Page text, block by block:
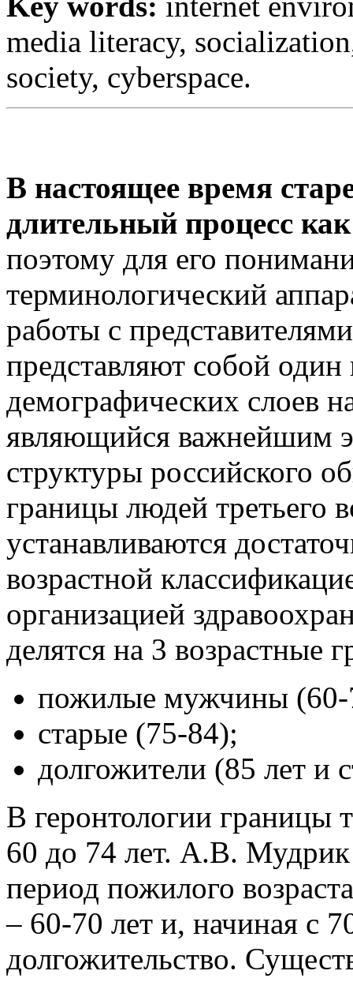
media literacy,
society, cyberspace.
В настоящее время
длительный процесс
поэтому для его
терминологический
работы с
представляют собой
демографических слоев
являющийся важнейшим
структуры российского
границы людей третьего
устанавливаются
возрастной
организацией
делятся на 3 возрастные
пожилые мужчины
старые (75-84);
долгожители (85 лет и
В геронтологии границы
60 до 74 лет. А.В. Мудрик
период пожилого
– 60-70 лет и, начиная с
долгожительство.